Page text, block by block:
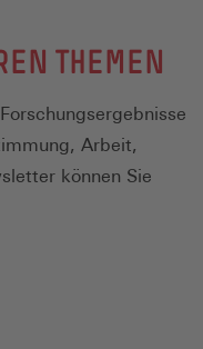
THEMEN
Arbeit,
können Sie